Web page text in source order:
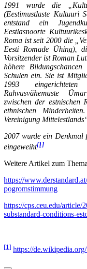
1991 wurde die
(Eestimustlaste Kultuuri
entstand ein
Eestlasnoorte
Roma ist seit 2000 die
Eesti Romade Ühing),
Vorsitzender ist Roman
höhere
Schulen ein. Sie ist
1993
Rahvusvähemuste
zwischen der estnischen
ethnischen
Vereinigung
2007 wurde ein Denkmal
eingeweiht[1]
Weitere Artikel zum
https://
pogromstimmung
https://cps.ceu.edu/
substandard-conditions-
[1] https://